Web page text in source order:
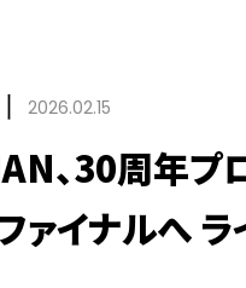
丨 2026.02.15
、30周年プ
ァイナルへ